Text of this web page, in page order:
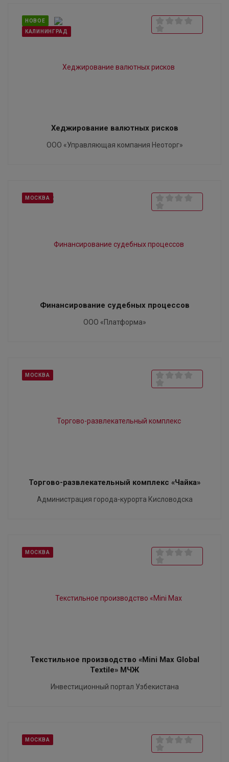
НОВОЕ
КАЛИНИНГРАД
Хеджирование валютных рисков
ООО «Управляющая компания Неоторг»
МОСКВА
Финансирование судебных процессов
ООО «Платформа»
МОСКВА
Торгово-развлекательный комплекс «Чайка»
Администрация города-курорта Кисловодска
МОСКВА
Текстильное производство «Mini Max Global
Textile» МЧЖ
Инвестиционный портал Узбекистана
МОСКВА